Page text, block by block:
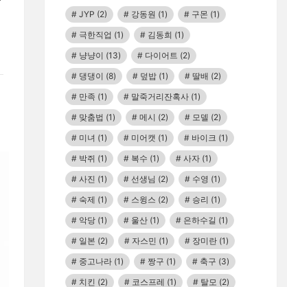
JYP (2) 강동원 (1) 구몬 (1)
극한직업 (1) 김동희 (1)
냥냥이 (13) 다이어트 (2)
댕댕이 (8) 덮밥 (1) 딸배 (2)
만족 (1) 말죽거리잔혹사 (1)
맞춤법 (1) 메시 (2) 모델 (2)
미녀 (1) 미어캣 (1) 바이크 (1)
박쥐 (1) 복수 (1) 사자 (1)
사진 (1) 선생님 (2) 수영 (1)
숙제 (1) 스윙스 (2) 승리 (1)
악당 (1) 울산 (1) 은하수길 (1)
일본 (2) 자스민 (1) 장미란 (1)
중고나라 (1) 짱구 (1) 축구 (3)
치킨 (2) 코스프레 (1) 탈모 (2)